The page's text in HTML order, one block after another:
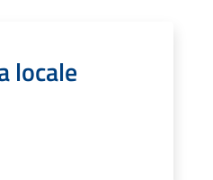
locale